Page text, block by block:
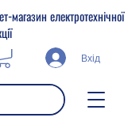
магазин електротехнічної
Вхід